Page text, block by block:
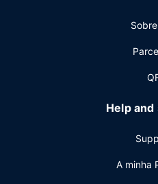
aberto 24 horas, registo de
limpeza a seco. Há
Help
A minha